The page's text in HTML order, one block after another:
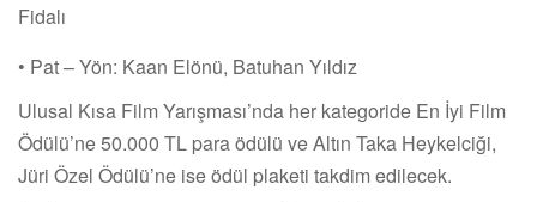
Fidalı
• Pat – Yön: Kaan Elönü, Batuhan Yıldız
Ulusal Kısa Film Yarışması’nda her kategoride En İyi Film
Ödülü’ne 50.000 TL para ödülü ve Altın Taka Heykelciği,
Jüri Özel Ödülü’ne ise ödül plaketi takdim edilecek.